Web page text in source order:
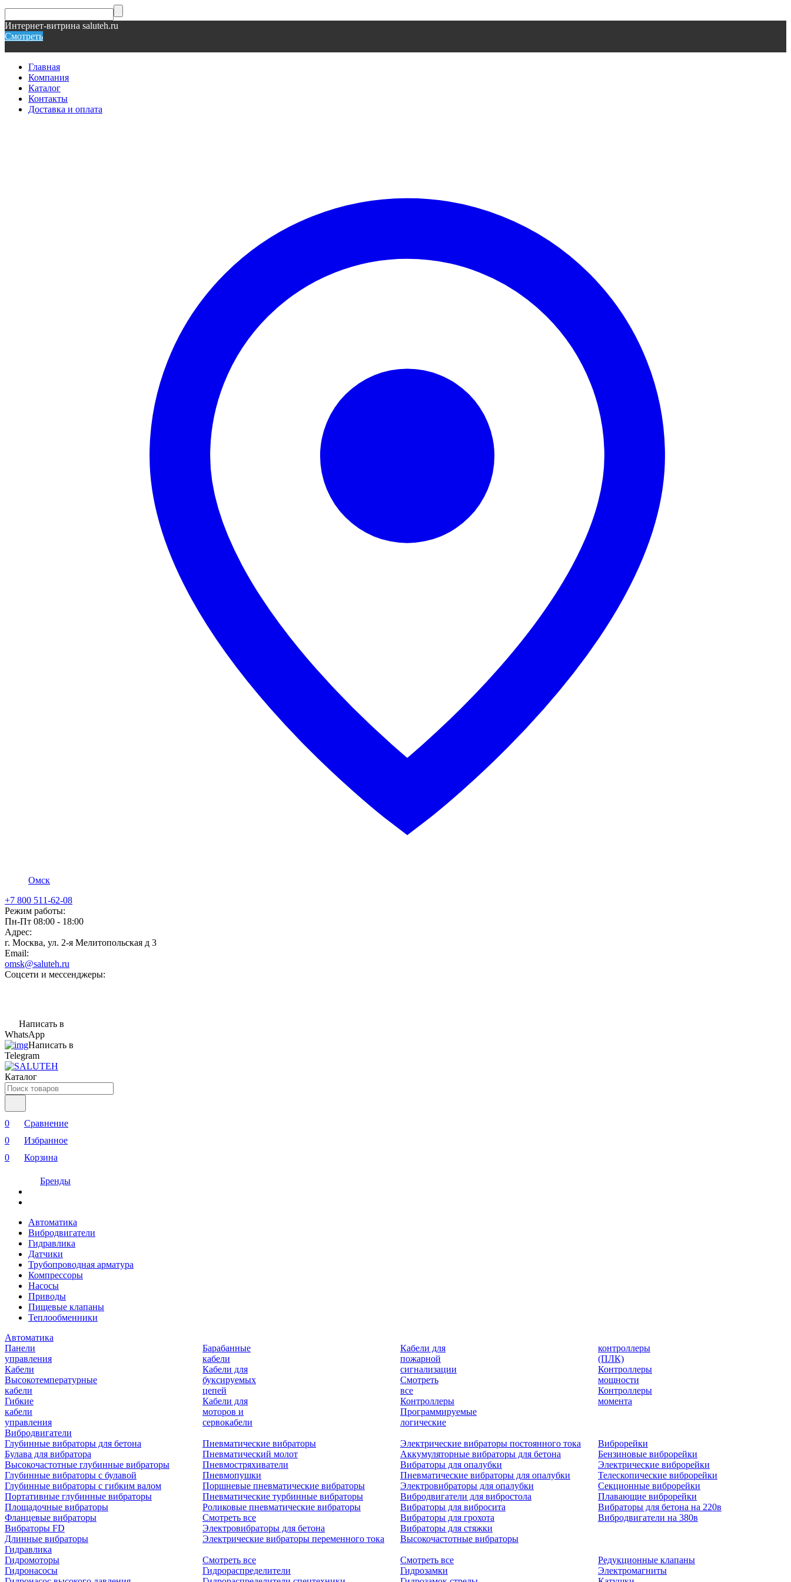
Интернет-витрина saluteh.ru
Смотреть
Главная
Компания
Каталог
Контакты
Доставка и оплата
Омск
+7 800 511-62-08
Режим работы:
Пн-Пт 08:00 - 18:00
Адрес:
г. Москва, ул. 2-я Мелитопольская д 3
Email:
omsk@saluteh.ru
Соцсети и мессенджеры:
Написать в
WhatsApp
Написать в
Telegram
Каталог
0
Сравнение
0
Избранное
0
Корзина
Бренды
Автоматика
Вибродвигатели
Гидравлика
Датчики
Трубопроводная арматура
Компрессоры
Насосы
Приводы
Пищевые клапаны
Теплообменники
Автоматика
Панели
управления
Кабели
Высокотемпературные
кабели
Гибкие
кабели
управления
Барабанные
кабели
Кабели для
буксируемых
цепей
Кабели для
моторов и
сервокабели
Кабели для
пожарной
сигнализации
Смотреть
все
Контроллеры
Программируемые
логические
контроллеры
(ПЛК)
Контроллеры
мощности
Контроллеры
момента
Вибродвигатели
Глубинные вибраторы для бетона
Булава для вибратора
Высокочастотные глубинные вибраторы
Глубинные вибраторы с булавой
Глубинные вибраторы с гибким валом
Портативные глубинные вибраторы
Площадочные вибраторы
Фланцевые вибраторы
Вибраторы FD
Длинные вибраторы
Пневматические вибраторы
Пневматический молот
Пневмостряхиватели
Пневмопушки
Поршневые пневматические вибраторы
Пневматические турбинные вибраторы
Роликовые пневматические вибраторы
Смотреть все
Электровибраторы для бетона
Электрические вибраторы переменного тока
Электрические вибраторы постоянного тока
Аккумуляторные вибраторы для бетона
Вибраторы для опалубки
Пневматические вибраторы для опалубки
Электровибраторы для опалубки
Вибродвигатели для вибростола
Вибраторы для вибросита
Вибраторы для грохота
Вибраторы для стяжки
Высокочастотные вибраторы
Виброрейки
Бензиновые виброрейки
Электрические виброрейки
Телескопические виброрейки
Секционные виброрейки
Плавающие виброрейки
Вибраторы для бетона на 220в
Вибродвигатели на 380в
Гидравлика
Гидромоторы
Гидронасосы
Смотреть все
Гидрораспределители
Смотреть все
Гидрозамки
Редукционные клапаны
Электромагниты